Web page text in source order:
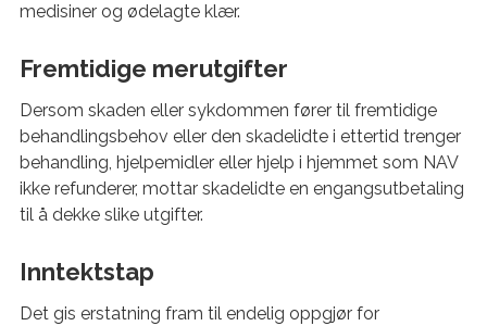
medisiner og ødelagte klær.
Fremtidige merutgifter
Dersom skaden eller sykdommen fører til fremtidige
behandlingsbehov eller den skadelidte i ettertid trenger
behandling, hjelpemidler eller hjelp i hjemmet som NAV
ikke refunderer, mottar skadelidte en engangsutbetaling
til å dekke slike utgifter.
Inntektstap
Det gis erstatning fram til endelig oppgjør for